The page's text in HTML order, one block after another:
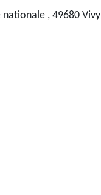
nationale , 49680 Vivy